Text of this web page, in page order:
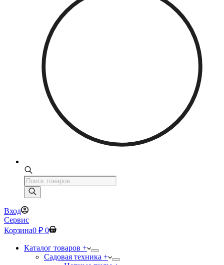
Поиск
товаров
Вход
Сервис
Корзина0 ₽ 0
Каталог товаров +
Садовая техника +